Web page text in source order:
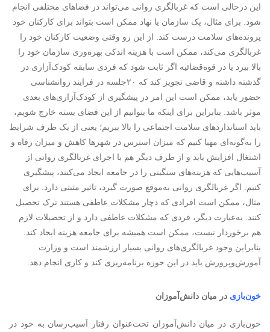
این درحالی است که غربالگری روانی می‌تواند در فضاهای مختلفی انجام
شود. برای مثال، یک سازمان یا نهاد ممکن است بتواند برای کارکنان خود
پرونده‌های سلامت درست کند. از این رو وقتی وضعیت کارکنان خود را
غربالگری می‌کند، ممکن است با هزینه اندکی بهره‌وری سازمان خود را
بالا ببرد یا در قوه‌قضائیه اگر ثابت شود که فردی سابقه کودک‌آزاری در
گذشته داشته و قاضی تجویز کند که ۲۰جلسه در فرایند روانشناسی
حضور یابد، ممکن است این امر در پیشگیری از کودک‌آزاری‌های بعدی
موثر باشد. بنابراین برای اینکه ما بتوانیم از این فضای بسته خارج شویم،
باید استانداردهای سلامت اجتماعی را بالا ببریم؛ یعنی از یک طرف شرایط
را به‌گونه‌ای مهیا کنیم که میزان استرس در شهرها کاهش و میزان رفاه و
اشتغال افزایش یابد و از طرف دیگر هم با اجرای غربالگری روانی از
آسیب‌هایی که هزینه‌های سنگینی را در جامعه ایجاد می‌کنند، پیشگیری
کنیم. اگر غربالگری روانی به‌موقع صورت گیرد، تاثیر مثبتی دارد. برای
مثال، ممکن است افرادی که دچار مشکلات عاطفی هستند ترک تحصیل
کنند. به‌عبارت دیگر، فردی که مشکلات عاطفی دارد و از تحصیلات لازم
هم برخوردار نیست، ممکن است همیشه برای جامعه هزینه ایجاد کند.
بنابراین وجود غربالگری‌های روانی بسیار ارزشمند است و وزارت
آموزش‌وپرورش باید در این حوزه برنامه‌ریزی کند و کاری انجام دهد.
خون‌بازی در میان دانش‌آموزان
خون‌بازی در میان دانش‌آموزان تحت‌عنوان رفتار آسیب‌رسان به خود در